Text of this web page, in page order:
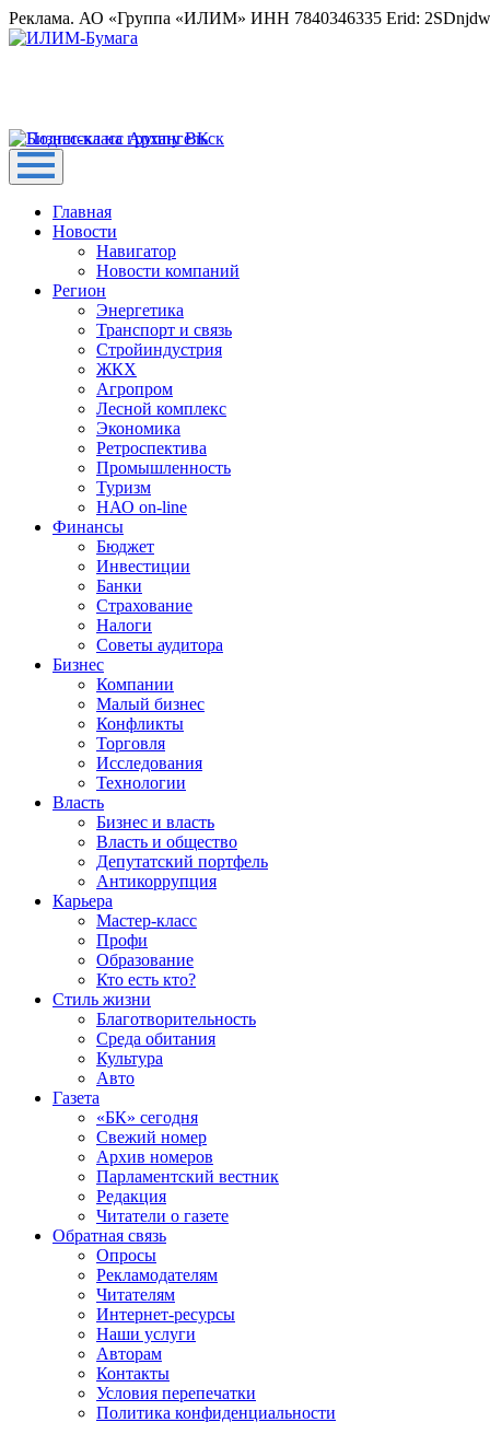
Реклама. АО «Группа «ИЛИМ» ИНН 7840346335 Erid:
Главная
Новости
Навигатор
Новости компаний
Регион
Энергетика
Транспорт и связь
Стройиндустрия
ЖКХ
Агропром
Лесной комплекс
Экономика
Ретроспектива
Промышленность
Туризм
НАО on-line
Финансы
Бюджет
Инвестиции
Банки
Страхование
Налоги
Советы аудитора
Бизнес
Компании
Малый бизнес
Конфликты
Торговля
Исследования
Технологии
Власть
Бизнес и власть
Власть и общество
Депутатский портфель
Антикоррупция
Карьера
Мастер-класс
Профи
Образование
Кто есть кто?
Стиль жизни
Благотворительность
Среда обитания
Культура
Авто
Газета
«БК» сегодня
Свежий номер
Архив номеров
Парламентский вестник
Редакция
Читатели о газете
Обратная связь
Опросы
Рекламодателям
Читателям
Интернет-ресурсы
Наши услуги
Авторам
Контакты
Условия перепечатки
Политика конфиденциальности